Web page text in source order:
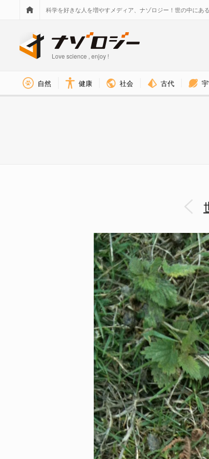
科学を好きな人を増やすメディア、ナゾロジー！世の中にあ
Love science , enjoy !
自然 健康 社会 古代